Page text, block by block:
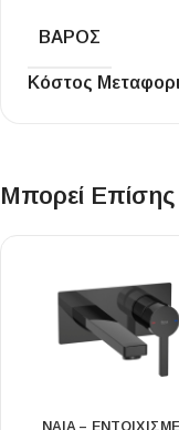
ΒΆΡΟΣ
Κόστος
Μπορεί